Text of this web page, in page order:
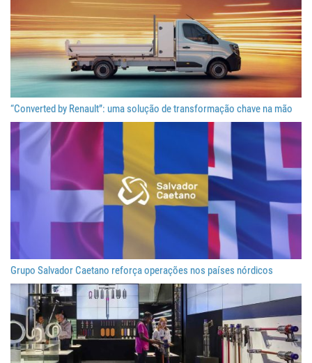
“Converted by Renault”: uma solução de transformação chave na mão
Grupo Salvador Caetano reforça operações nos países nórdicos